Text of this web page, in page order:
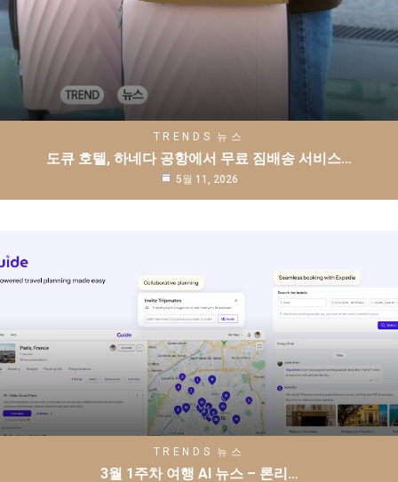
TRENDS 뉴스
도큐 호텔, 하네다 공항에서 무료 짐배송 서비스…
5월 11, 2026
TRENDS 뉴스
3월 1주차 여행 AI 뉴스 – 론리…